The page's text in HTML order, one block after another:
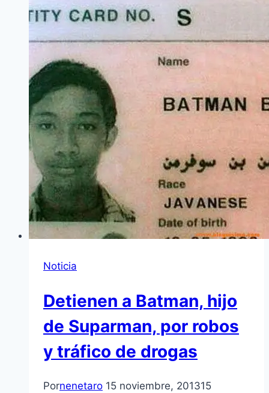
Noticia
Detienen a Batman, hijo
de Suparman, por robos
y tráfico de drogas
Pornenetaro 15 noviembre, 201315